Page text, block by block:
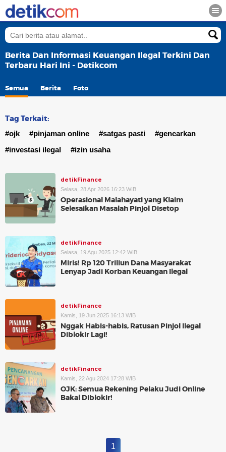
Berita Dan Informasi Keuangan Ilegal Terkini Dan
Terbaru Hari Ini - Detikcom
Semua Berita Foto
Tag Terkait:
#ojk #pinjaman online #satgas pasti
#gencarkan
#investasi ilegal
#izin usaha
detikFinance
Selasa, 28 Apr 2026 16:23 WIB
Operasional Malahayati yang Klaim
Selesaikan Masalah Pinjol Disetop
detikFinance
Selasa, 19 Agu 2025 12:42 WIB
Miris! Rp 120 Triliun Dana Masyarakat
Lenyap Jadi Korban Keuangan Ilegal
detikFinance
Kamis, 19 Jun 2025 16:13 WIB
Nggak Habis-habis, Ratusan Pinjol Ilegal
Diblokir Lagi!
detikFinance
Kamis, 22 Agu 2024 17:28 WIB
OJK: Semua Rekening Pelaku Judi Online
Bakal Diblokir!
1